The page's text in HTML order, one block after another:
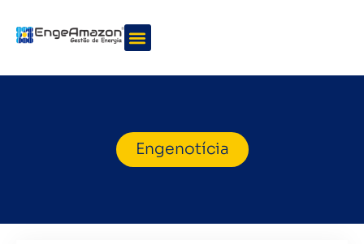
Engenotícia